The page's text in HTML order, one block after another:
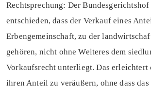
Rechtsprechung: Der Bundesgerichtshof
entschieden, dass der Verkauf eines
Erbengemeinschaft, zu der
gehören, nicht ohne Weiteres dem
Vorkaufsrecht unterliegt. Das erleichtert
ihren Anteil zu veräußern, ohne dass das